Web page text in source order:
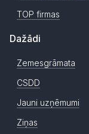
TOP firmas
Dažādi
Zemesgrāmata
CSDD
Jauni uzņēmumi
Ziņas